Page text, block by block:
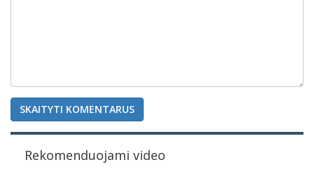
SKAITYTI KOMENTARUS
Rekomenduojami video